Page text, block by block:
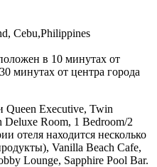
Cebu,Philippines
в 10 минутах от
минутах от центра города
Queen Executive, Twin
Room, 1 Bedroom/2
отеля находится несколько
Vanilla Beach Cafe,
Lounge, Sapphire Pool Bar.